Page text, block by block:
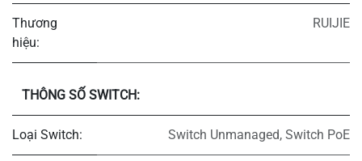
Thương
hiệu:
RUIJIE
THÔNG SỐ SWITCH:
Loại Switch: Switch Unmanaged, Switch PoE